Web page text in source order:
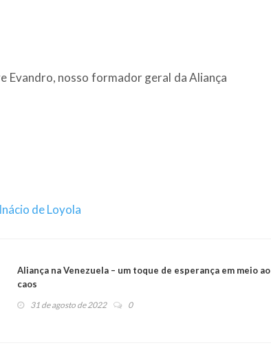
Evandro, nosso formador geral da Aliança
de Loyola
Aliança na Venezuela – um toque de esperança em meio ao
caos
31 de agosto de 2022 0